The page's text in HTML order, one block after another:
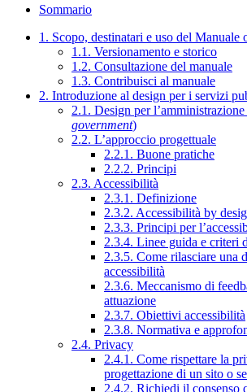
Sommario
1. Scopo, destinatari e uso del Manuale
1.1. Versionamento e storico
1.2. Consultazione del manuale
1.3. Contribuisci al manuale
2. Introduzione al design per i servizi
2.1. Design per
government)
2.2. L’approccio progettuale
2.2.1. Buone pratiche
2.2.2. Principi
2.3. Accessibilità
2.3.1. Definizione
2.3.2. Accessibilità by
2.3.3. Principi per
2.3.4. Linee guida e criteri
2.3.5. Come rilasciare una
accessibilità
2.3.6. Meccanismo di
attuazione
2.3.7. Obiettivi accessibilità
2.3.8. Normativa e
2.4. Privacy
2.4.1. Come rispettare la
progettazione di un sito o
2.4.2. Richiedi il consenso